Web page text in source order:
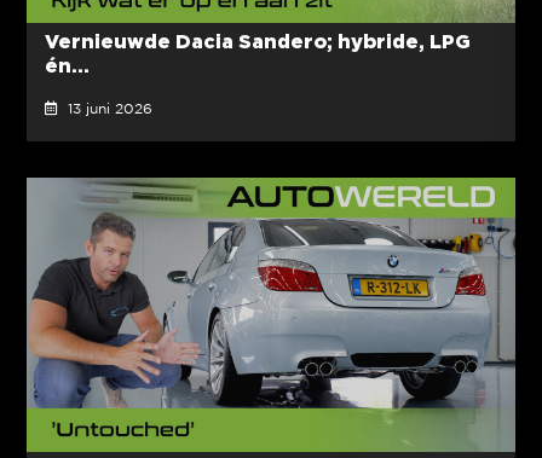
Vernieuwde Dacia Sandero; hybride, LPG
én...
13 juni 2026